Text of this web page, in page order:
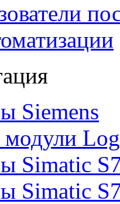
Siemens
модули
Simatic
Simatic